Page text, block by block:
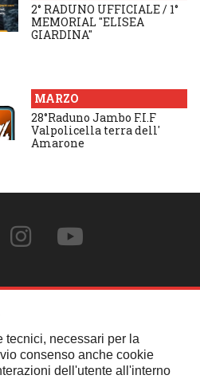
2° RADUNO UFFICIALE / 1°
MEMORIAL "ELISEA
GIARDINA"
MARZO
28°Raduno Jambo F.I.F
Valpolicella terra dell'
Amarone
348 850 0110- Email:
tecnici, necessari per la
consenso anche cookie
dell'utente all'interno